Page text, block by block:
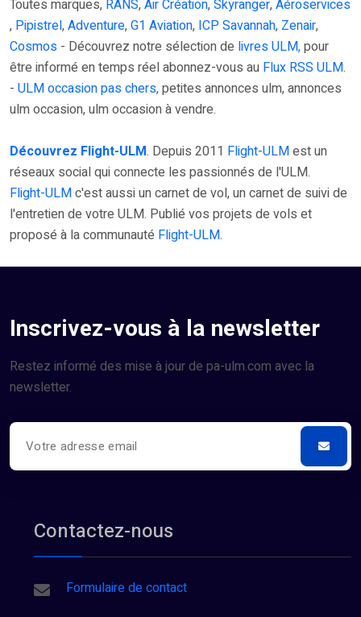
Toutes marques, RANS,Air Création,Skyranger,Aéroservices
, Pipistrel,Adventure,G1 Aviation, ICP Savannah, Zenair,
Cosmos - Découvrez notre sélection de livres ULM,pour
être informé en temps réel abonnez-vous au Flux RSS ULM.
- ULM occasion pas chers,petites annonces ulm, annonces
ulm occasion, ulm occasion à vendre.
Découvrez Flight-ULM. Depuis 2011 Flight-ULMest un
réseaux social qui connecte les passionnés de l'ULM.
Flight-ULMc'est aussi un carnet de vol, un carnet de suivi de
l'entretien de votre ULM. Publié vos projets de vols et
proposé à la communauté Flight-ULM.
Inscrivez-vous à la newsletter
Restez informé des mise à jour de pa-ulm.com avec la
newsletter.
Contactez-nous
Formulaire de contact